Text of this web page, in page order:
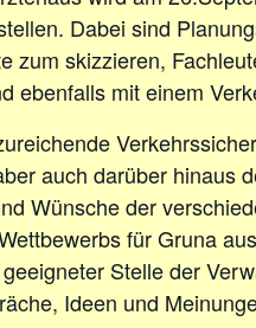
Dabei sind
zum skizzieren,
ebenfalls mit einem
auch darüber hinaus
Wünsche der
für Gruna
Stelle der
Ideen und